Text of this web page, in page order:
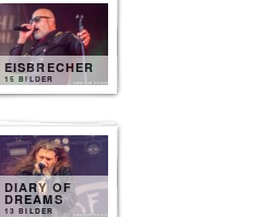
EISBRECHER
15 BILDER
DIARY OF
DREAMS
13 BILDER